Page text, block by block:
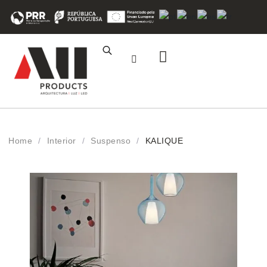
Home / Interior / Suspenso / KALIQUE